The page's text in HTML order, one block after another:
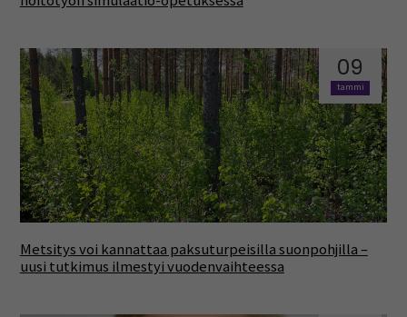
09
tammi
Metsitys voi kannattaa paksuturpeisilla suonpohjilla –
uusi tutkimus ilmestyi vuodenvaihteessa